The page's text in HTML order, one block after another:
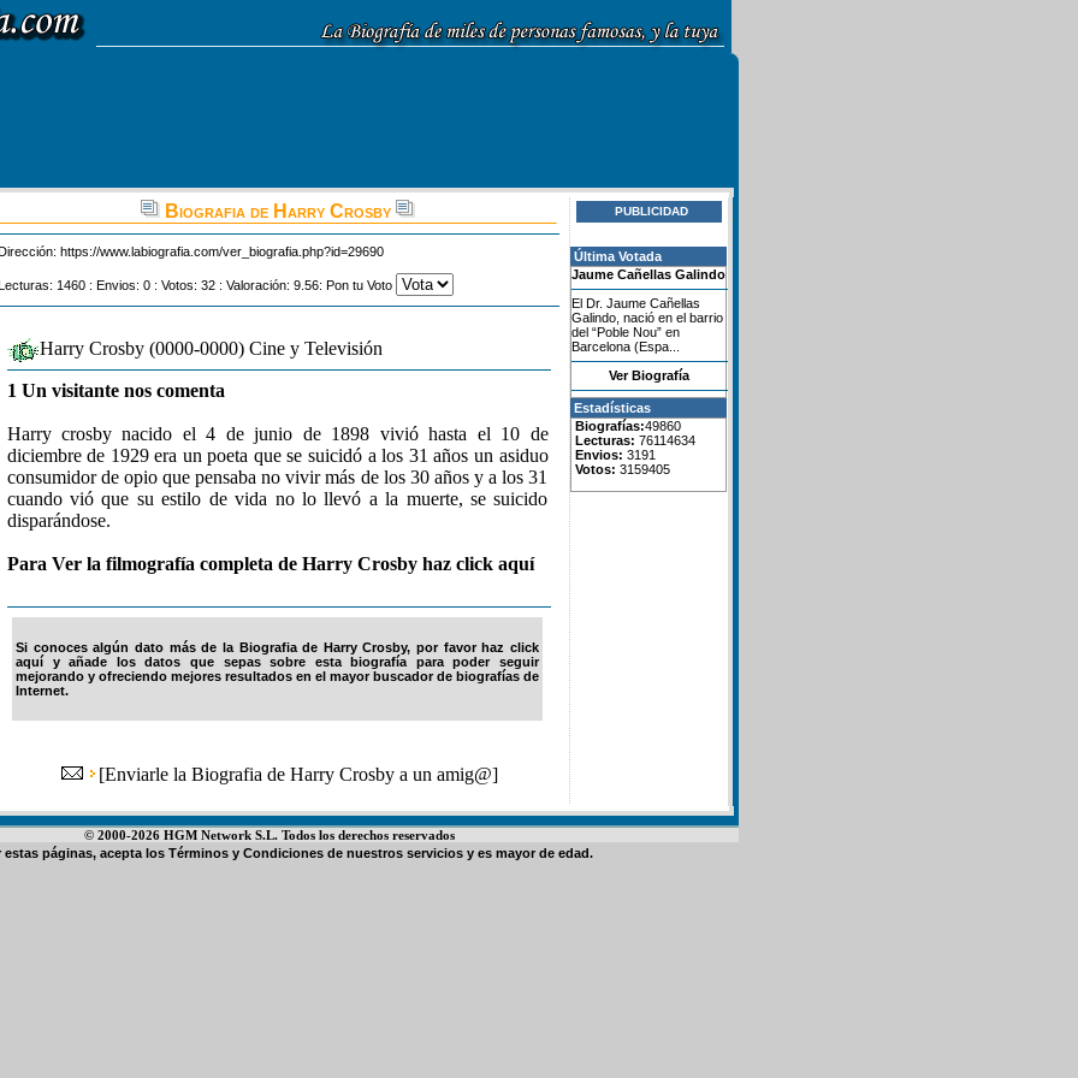
Biografia de Harry Crosby
https://www.labiografia.com/ver_biografia.php?id=29690
1460 : Envios: 0 : Votos: 32 : Valoración: 9.56: Pon tu Voto
Harry Crosby (0000-0000) Cine y Televisión
1 Un visitante nos comenta
Harry crosby nacido el 4 de junio de 1898 vivió hasta el 10 de
diciembre de 1929 era un poeta que se suicidó a los 31 años un asiduo
consumidor de opio que pensaba no vivir más de los 30 años y a los 31
cuando vió que su estilo de vida no lo llevó a la muerte, se suicido
disparándose.
Para Ver la filmografía completa de Harry Crosby haz click aquí
Si conoces algún dato más de la Biografia de Harry Crosby, por favor haz click
aquí y añade los datos que sepas sobre esta biografía para poder seguir
mejorando y ofreciendo mejores resultados en el mayor buscador de biografías de
Internet.
[Enviarle la Biografia de Harry Crosby a un amig@]
PUBLICIDAD
Última Votada
Jaume Cañellas Galindo
El Dr. Jaume Cañellas
Galindo, nació en el barrio
del “Poble Nou” en
Barcelona (Espa...
Ver Biografía
Estadísticas
Biografías:49860
Lecturas: 76114634
Envios: 3191
Votos: 3159405
© 2000-2026 HGM Network S.L. Todos los derechos reservados
estas páginas, acepta los Términos y Condiciones de nuestros servicios y es mayor de edad.